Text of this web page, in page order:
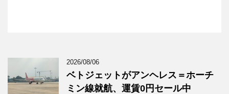
2026/08/06
ベトジェットがアンヘレス＝ホーチ
ミン線就航、運賃0円セール中